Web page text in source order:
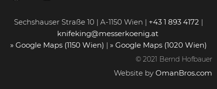
Sechshauser Straße 10 | A-1150 Wien | +43 1 893 4172 |
knifeking@messerkoenig.at
» Google Maps (1150 Wien) | » Google Maps (1020 Wien)
© 2021 Bernd Hofbauer
Website by OmanBros.com